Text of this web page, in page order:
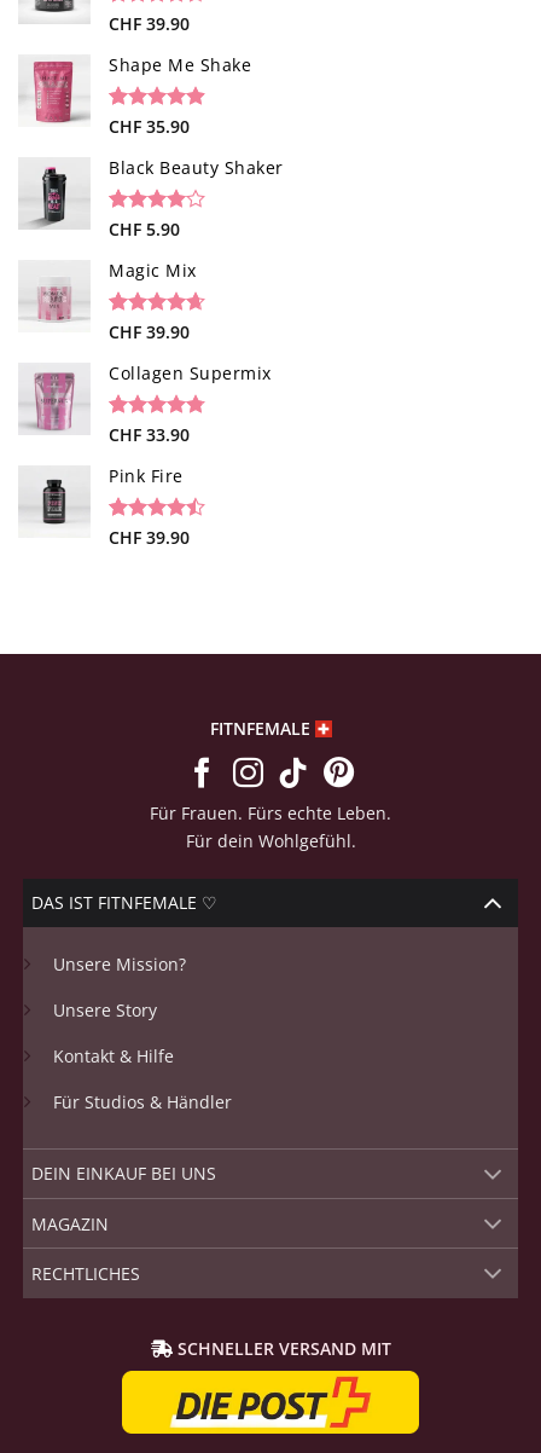
Bewertet
von 5,
basierend
auf
96
Kundenbewertungen
CHF 39.90
Shape Me Shake
Bewertet
von 5,
auf
40
Kundenbewertungen
CHF 35.90
Black Beauty Shaker
Bewertet
von 5,
basierend
auf
1
Kundenbewertung
CHF 5.90
Magic Mix
Bewertet
von 5,
basierend
auf
34
Kundenbewertungen
CHF 39.90
Collagen Supermix
Bewertet
von 5,
auf
26
Kundenbewertungen
CHF 33.90
Pink Fire
Bewertet
19
CHF 39.90
FITNFEMALE
Für Frauen. Fürs echte Leben.
Für dein Wohlgefühl.
DAS IST FITNFEMALE ♡
Unsere Mission?
Unsere Story
Kontakt & Hilfe
Für Studios & Händler
DEIN EINKAUF BEI UNS
MAGAZIN
RECHTLICHES
SCHNELLER VERSAND MIT